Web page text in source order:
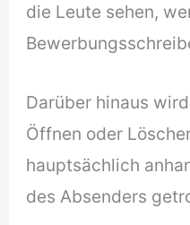
die Leute sehen,
Darüber hinaus
Öffnen oder
hauptsächlich
des Absenders